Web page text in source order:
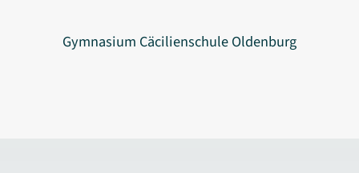
Gymnasium Cäcilienschule Oldenburg